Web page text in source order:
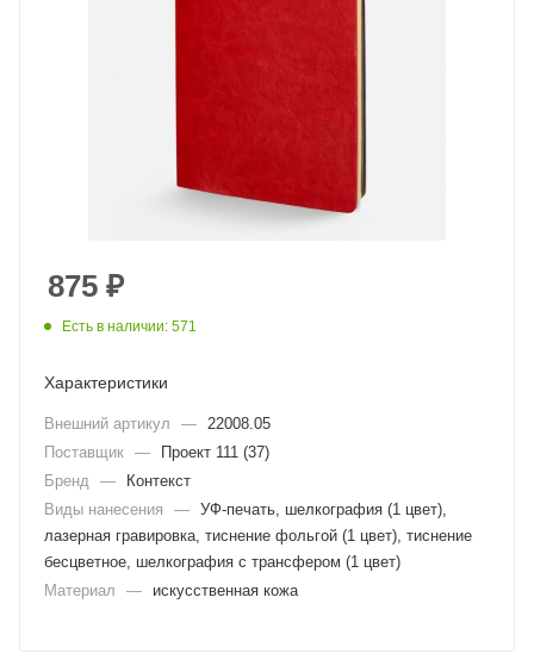
875 ₽
Есть в наличии: 571
Характеристики
Внешний артикул —
22008.05
Поставщик —
Проект 111 (37)
Бренд
—
Контекст
Виды нанесения
— УФ-печать, шелкография (1 цвет),
лазерная гравировка, тиснение фольгой (1 цвет), тиснение
бесцветное, шелкография с трансфером (1 цвет)
Материал
— искусственная кожа